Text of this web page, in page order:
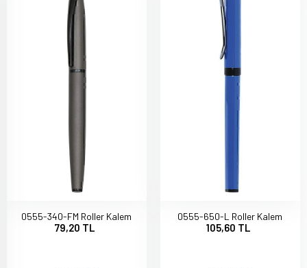
0555-340-FM Roller Kalem
79,20 TL
0555-650-L Roller Kalem
105,60 TL